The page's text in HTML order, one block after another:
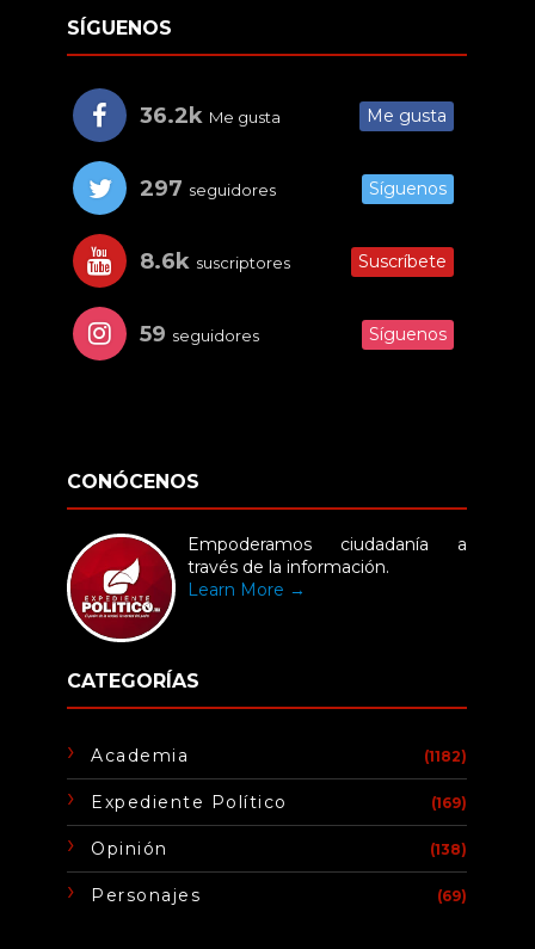
SÍGUENOS
36.2k Me gusta Me gusta
297 seguidores Síguenos
8.6k suscriptores Suscríbete
59 seguidores Síguenos
CONÓCENOS
Empoderamos ciudadanía a
través de la información.
Learn More →
CATEGORÍAS
Academia (1182)
Expediente Político (169)
Opinión (138)
Personajes (69)